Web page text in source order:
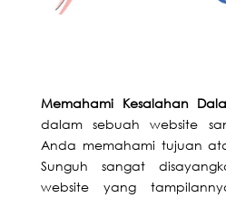
Memahami Kesalahan
dalam sebuah website
Anda memahami tujuan
Sunguh sangat
website yang